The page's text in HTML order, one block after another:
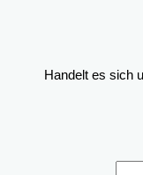
Handelt es sich